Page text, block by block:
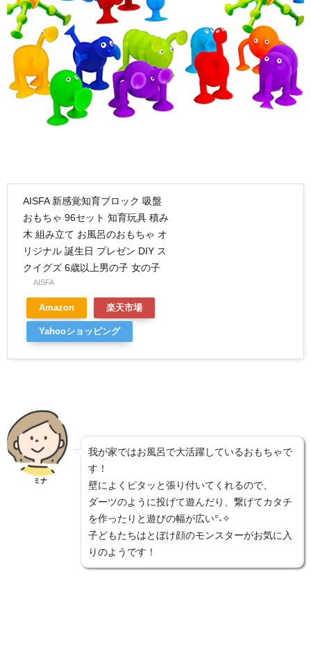
AISFA 新感覚知育ブロック 吸盤
おもちゃ 96セット 知育玩具 積み
木 組み立て お風呂のおもちゃ オ
リジナル 誕生日 プレゼン DIY ス
クイグズ 6歳以上男の子 女の子
AISFA
Amazon 楽天市場
Yahooショッピング
ミナ
我が家ではお風呂で大活躍しているおもちゃで
す！
壁によくピタッと張り付いてくれるので、
ダーツのように投げて遊んだり、繋げてカタチ
を作ったりと遊びの幅が広い°˖✧
子どもたちはとぼけ顔のモンスターがお気に入
りのようです！